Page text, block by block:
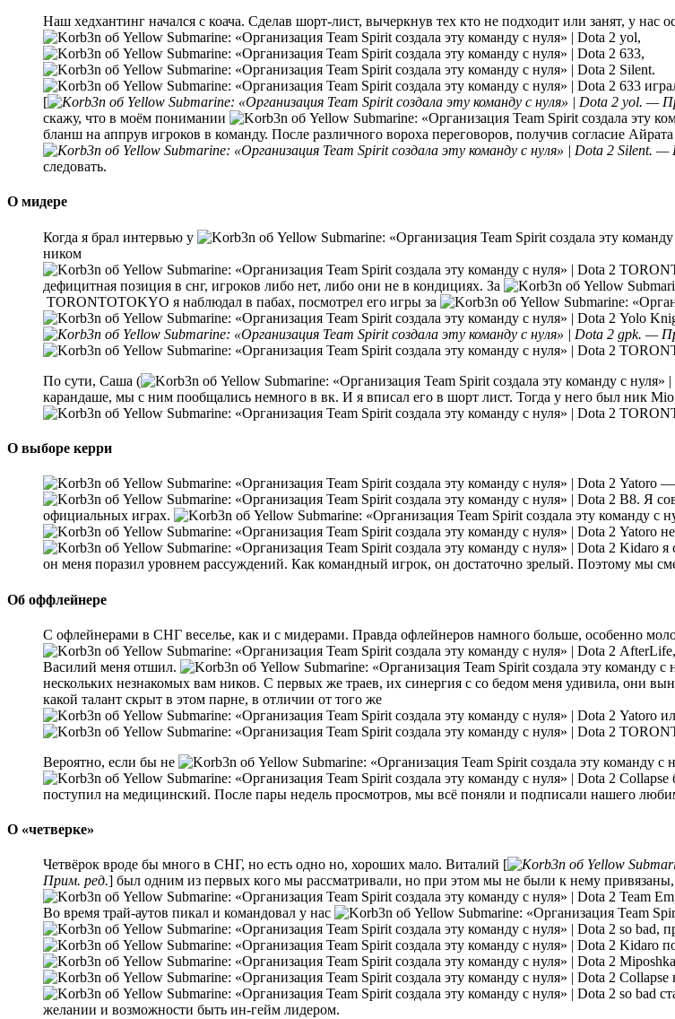
Наш хедхантинг начался с коача. Сделав шорт-лист, вычеркнув тех кто не подходит или занят, у нас
yol,
633,
Silent.
633
[
yol. —
скажу, что в моём понимании
бланш на аппрув игроков в команду. После различного вороха переговоров, получив согласие
Silent. —
следовать.
О мидере
Когда я брал интервью у
ником
дефицитная позиция в снг, игроков либо нет, либо они не в кондициях. За
TORONTOTOKYO я наблюдал в пабах, посмотрел его игры за
Yolo
gpk. —
По сути, Саша (
карандаше, мы с ним пообщались немного в вк. И я вписал его в шорт лист. Тогда у него был ник
О выборе керри
Yatoro —
B8. Я
официальных играх.
Yatoro
Kidaro я
он меня поразил уровнем рассуждений. Как командный игрок, он достаточно зрелый. Поэтому мы
Об оффлейнере
С офлейнерами в СНГ веселье, как и с мидерами. Правда офлейнеров намного больше, особенно
Василий меня отшил.
нескольких незнакомых вам ников. С первых же траев, их синергия с со бедом меня удивила, они
какой талант скрыт в этом парне, в отличии от того же
Yatoro
Вероятно, если бы не
Collapse
поступил на медицинский. После пары недель просмотров, мы всё поняли и подписали нашего
О «четверке»
Четвёрок вроде бы много в СНГ, но есть одно но, хороших мало. Виталий [
Прим. ред.] был одним из первых кого мы рассматривали, но при этом мы не были к нему
Team
Во время трай-аутов пикал и командовал у нас
so bad,
Kidaro
Collapse
so bad
желании и возможности быть ин-гейм лидером.